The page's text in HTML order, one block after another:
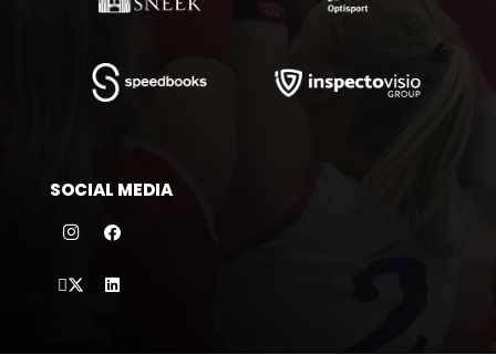
SOCIAL MEDIA